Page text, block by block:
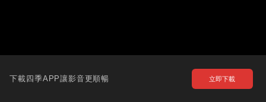
下載四季APP讓影音更順暢 立即下載